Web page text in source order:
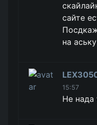
сайте
на
15:57
Не нада